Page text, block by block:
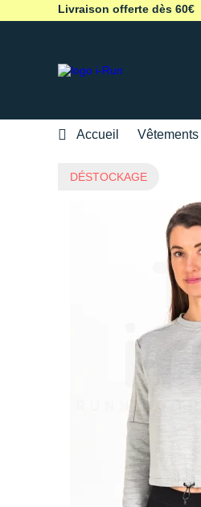
Livraison offerte dès 60€
Accueil
DÉSTOCKAGE